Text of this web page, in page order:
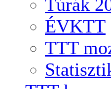
Túrák
ÉVKTT
TTT